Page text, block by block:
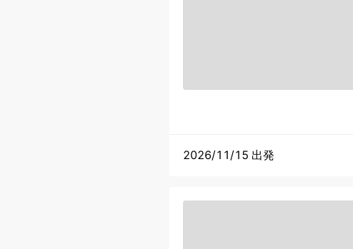
2026/11/15 出発